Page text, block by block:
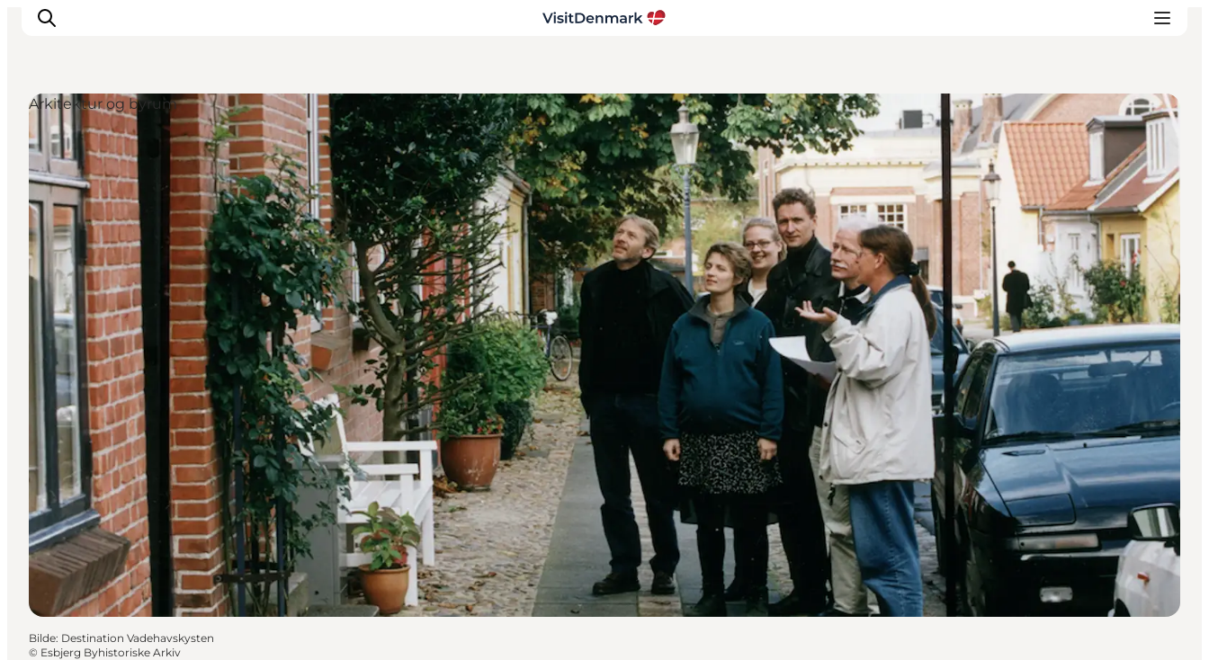
Inspirasjon
Reisemål
Aktiviteter
Overnatting
Planlegg reisen
Arkitektur og byrum
Bilde: Destination Vadehavskysten
© Esbjerg Byhistoriske Arkiv